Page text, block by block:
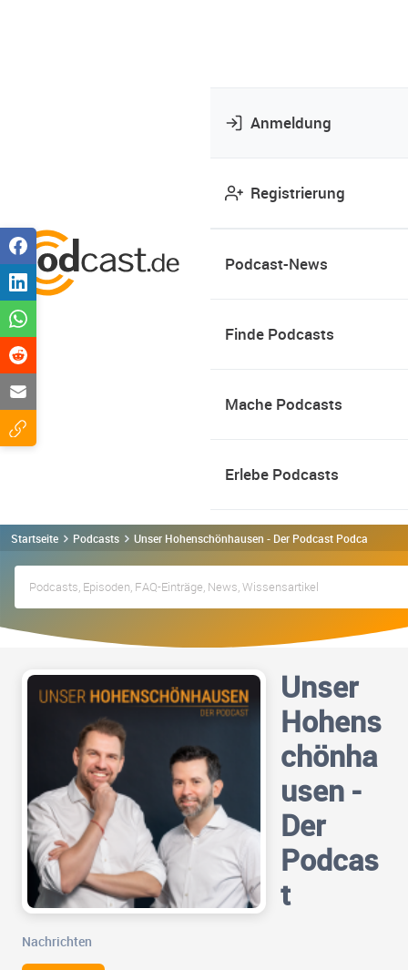
Anmeldung
Registrierung
Podcast-News
Finde Podcasts
Mache Podcasts
Erlebe Podcasts
Startseite Podcasts Unser Hohenschönhausen - Der Podcast Podcast
Unser
Hohens
chönha
usen -
Der
Podcas
t
Nachrichten